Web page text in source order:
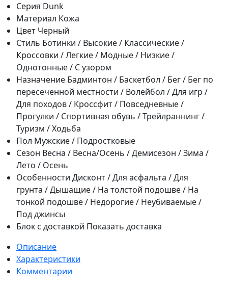
Серия Dunk
Материал Кожа
Цвет Черный
Стиль Ботинки / Высокие / Классические /
Кроссовки / Легкие / Модные / Низкие /
Однотонные / С узором
Назначение Бадминтон / Баскетбол / Бег / Бег по
пересеченной местности / Волейбол / Для игр /
Для походов / Кроссфит / Повседневные /
Прогулки / Спортивная обувь / Трейлраннинг /
Туризм / Ходьба
Пол Мужские / Подростковые
Сезон Весна / Весна/Осень / Демисезон / Зима /
Лето / Осень
Особенности Дисконт / Для асфальта / Для
грунта / Дышащие / На толстой подошве / На
тонкой подошве / Недорогие / Неубиваемые /
Под джинсы
Блок с доставкой Показать доставка
Описание
Характеристики
Комментарии